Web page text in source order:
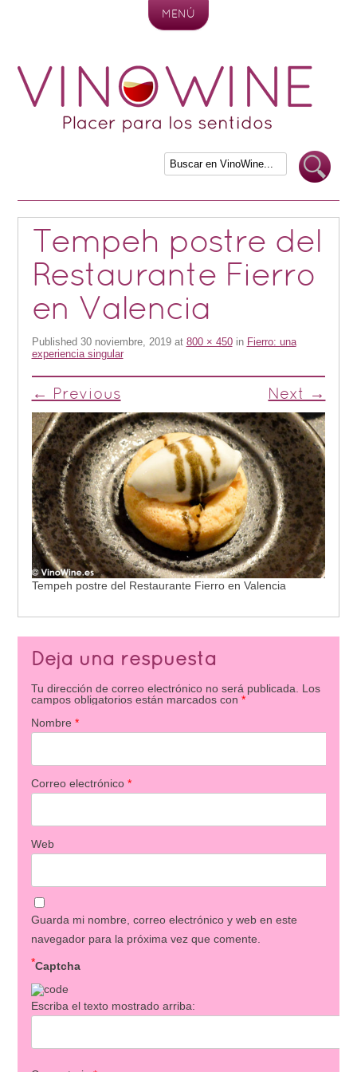
MENÚ
Tempeh postre del
Restaurante Fierro
en Valencia
Published 30 noviembre, 2019at 800 × 450in Fierro: una
experiencia singular
← Previous Next →
Tempeh postre del Restaurante Fierro en Valencia
Deja una respuesta
Tu dirección de correo electrónico no será publicada.
Los
campos obligatorios están marcados con *
Nombre *
Correo electrónico *
Web
Guarda mi nombre, correo electrónico y web en este
navegador para la próxima vez que comente.
Captcha
*
Escriba el texto mostrado arriba: